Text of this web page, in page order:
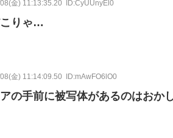
金) 11:13:35.20 ID:CyUUnyEl0
りゃ…
金) 11:14:09.50 ID:mAwFO6lO0
の手前に被写体があるのはおか